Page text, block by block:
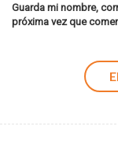
Guarda mi nombre,
próxima vez que